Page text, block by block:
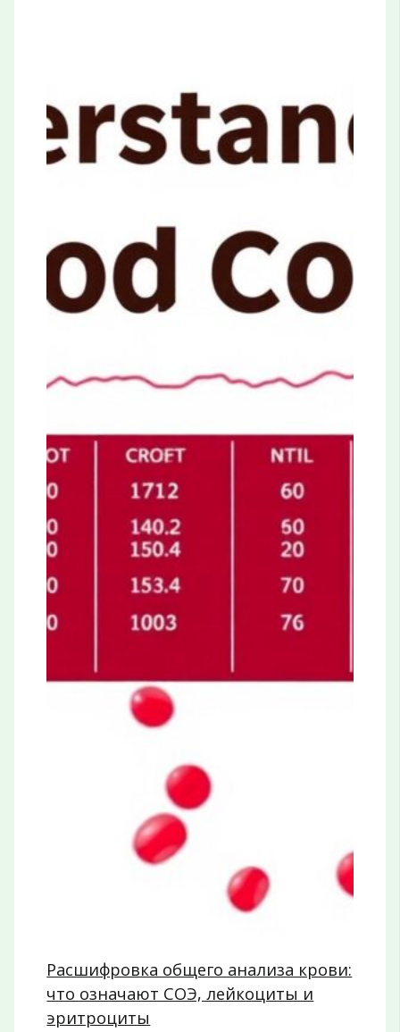
Расшифровка общего анализа крови:
что означают СОЭ, лейкоциты и
эритроциты